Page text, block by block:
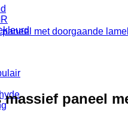
massief paneel